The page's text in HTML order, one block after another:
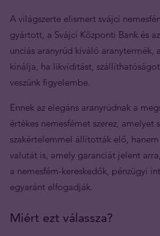
A világszerte elismert svájci
gyártott, a Svájci Központi Bank és
unciás aranyrúd kiváló
kínálja, ha likviditást,
veszünk figyelembe.
Ennek az elegáns aranyrúdnak a
értékes nemesfémet szerez, amelyet
szakértelemmel állították elő,
valutát is, amely garanciát jelent
a nemesfém-kereskedők, pénzügyi
egyaránt elfogadják.
Miért ezt válassza?